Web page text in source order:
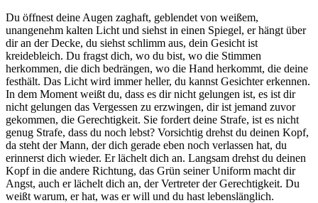
Du öffnest deine Augen zaghaft, geblendet von weißem,
unangenehm kalten Licht und siehst in einen Spiegel, er hängt über
dir an der Decke, du siehst schlimm aus, dein Gesicht ist
kreidebleich. Du fragst dich, wo du bist, wo die Stimmen
herkommen, die dich bedrängen, wo die Hand herkommt, die deine
festhält. Das Licht wird immer heller, du kannst Gesichter erkennen.
In dem Moment weißt du, dass es dir nicht gelungen ist, es ist dir
nicht gelungen das Vergessen zu erzwingen, dir ist jemand zuvor
gekommen, die Gerechtigkeit. Sie fordert deine Strafe, ist es nicht
genug Strafe, dass du noch lebst? Vorsichtig drehst du deinen Kopf,
da steht der Mann, der dich gerade eben noch verlassen hat, du
erinnerst dich wieder. Er lächelt dich an. Langsam drehst du deinen
Kopf in die andere Richtung, das Grün seiner Uniform macht dir
Angst, auch er lächelt dich an, der Vertreter der Gerechtigkeit. Du
weißt warum, er hat, was er will und du hast lebenslänglich.